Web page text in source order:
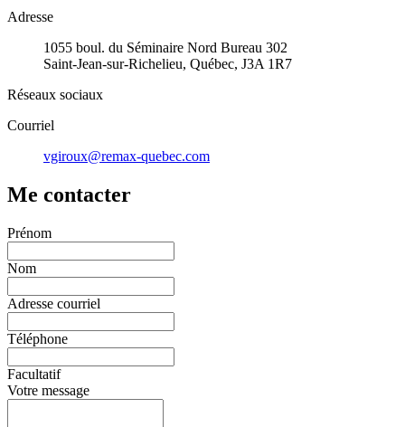
Adresse
1055 boul. du Séminaire Nord Bureau 302
Saint-Jean-sur-Richelieu, Québec, J3A 1R7
Réseaux sociaux
Courriel
vgiroux@remax-quebec.com
Me contacter
Prénom
Nom
Adresse courriel
Téléphone
Facultatif
Votre message